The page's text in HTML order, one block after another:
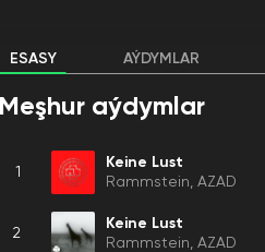
ESASY AÝDYMLAR
Meşhur aýdymlar
1
Keine Lust
Rammstein AZAD
2
Keine Lust
Rammstein AZAD